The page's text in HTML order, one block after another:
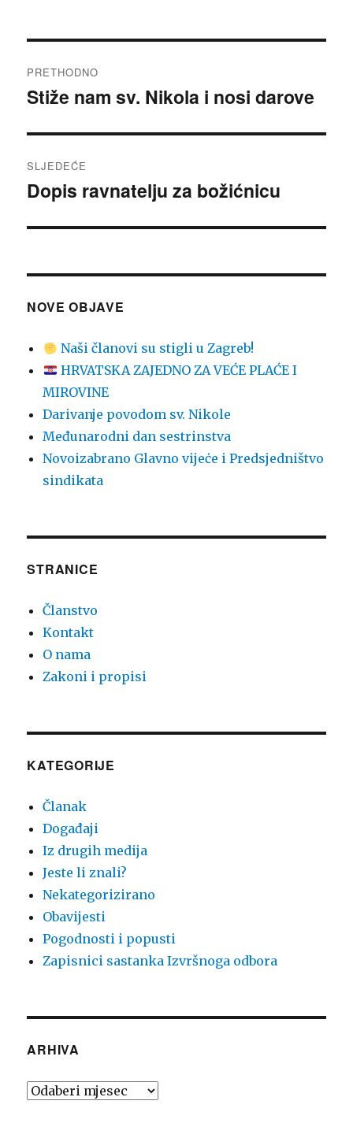
objava
PRETHODNO
Prethodna
Stiže nam sv. Nikola i nosi darove
SLJEDEĆE
Sljedeća
Dopis ravnatelju za božićnicu
NOVE OBJAVE
Naši članovi su stigli u Zagreb!
HRVATSKA ZAJEDNO ZA VEĆE PLAĆE I
MIROVINE
Darivanje povodom sv. Nikole
Međunarodni dan sestrinstva
Novoizabrano Glavno vijeċe i Predsjedništvo
sindikata
STRANICE
Članstvo
Kontakt
O nama
Zakoni i propisi
KATEGORIJE
Članak
Događaji
Iz drugih medija
Jeste li znali?
Nekategorizirano
Obavijesti
Pogodnosti i popusti
Zapisnici sastanka Izvršnoga odbora
ARHIVA
Arhiva